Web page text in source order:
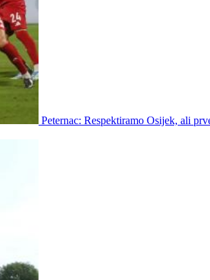
Peternac: Respektiramo Osijek, ali